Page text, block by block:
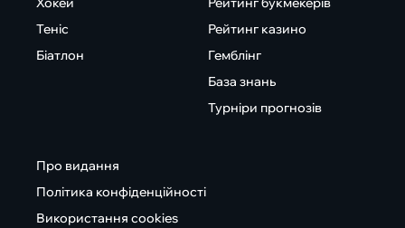
Теніс
Біатлон
Рейтинг казино
Гемблінг
База знань
Турніри прогнозів
Про видання
Політика конфіденційності
Використання cookies